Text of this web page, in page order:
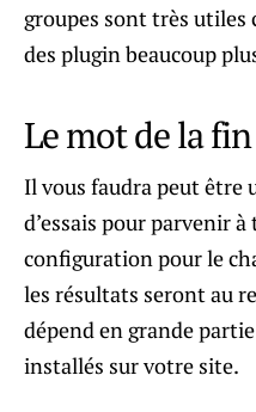
groupes sont très
des plugin beaucoup
Le mot de la fin
Il vous faudra peut être
d’essais pour parvenir
configuration pour le
les résultats seront au
dépend en grande
installés sur votre site.